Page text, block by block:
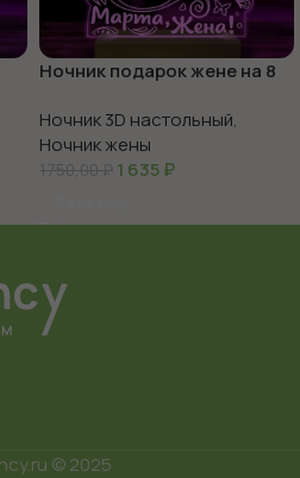
Ночник подарок жене на 8
Ночник 3D настольный,
Ночник жены
1750,00₽ 1 635₽
© 2025